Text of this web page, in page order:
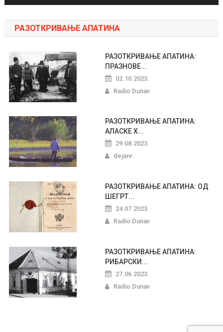
РАЗОТКРИВАЊЕ АПАТИНА
РАЗОТКРИВАЊЕ АПАТИНА:
ПРАЗНОВЕ...
02.10.2023.
Radio Dunav
РАЗОТКРИВАЊЕ АПАТИНА:
АЛАСКЕ Х...
29.08.2023.
dejanr
РАЗОТКРИВАЊЕ АПАТИНА: ОД
ШЕГРТ...
24.07.2023.
Radio Dunav
РАЗОТКРИВАЊЕ АПАТИНА:
РИБАРСКИ...
27.06.2023.
Radio Dunav